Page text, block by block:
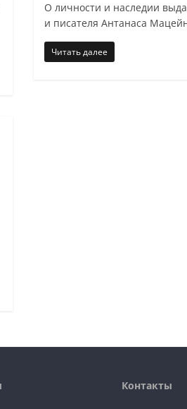
О личности и наследии
и писателя Антанаса
Читать далее
Контакты